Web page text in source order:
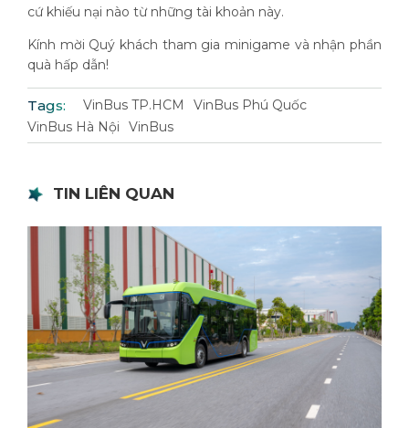
cứ khiếu nại nào từ những tài khoản này.
Kính mời Quý khách tham gia minigame và nhận phần
quà hấp dẫn!
Tags: VinBus TP.HCM
VinBus Phú Quốc
VinBus Hà Nội
VinBus
TIN LIÊN QUAN